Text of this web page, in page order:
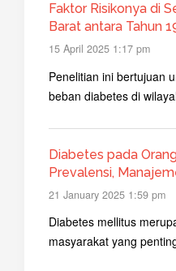
Faktor Risikonya di
Barat antara Tahun
15 April 2025 1:17 pm
Penelitian ini bertujuan
beban diabetes di
Diabetes pada
Prevalensi,
21 January 2025 1:59 pm
Diabetes mellitus
masyarakat yang